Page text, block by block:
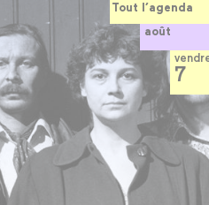
Tout l’agenda
août
7